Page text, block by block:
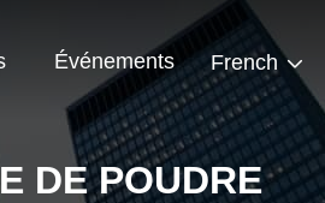
Événements French
DE POUDRE